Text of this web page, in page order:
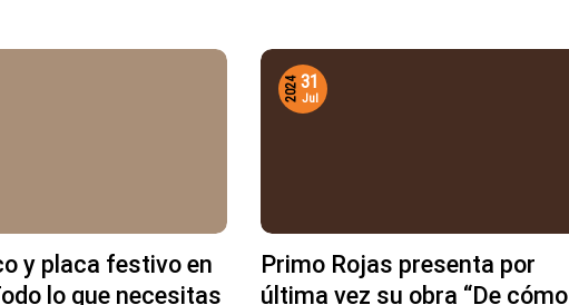
y placa festivo en
lo que necesitas
Primo Rojas presenta por
última vez su obra “De cómo
31
Jul
2024